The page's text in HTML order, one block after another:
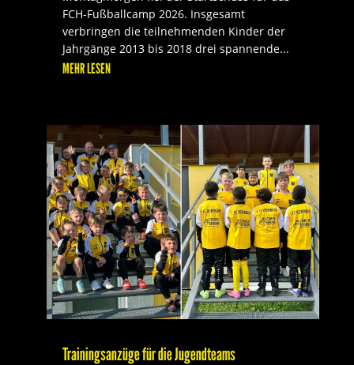
FCH-Fußballcamp 2026. Insgesamt
verbringen die teilnehmenden Kinder der
Jahrgänge 2013 bis 2018 drei spannende...
MEHR LESEN
Trainingsanzüge für die Jugendteams